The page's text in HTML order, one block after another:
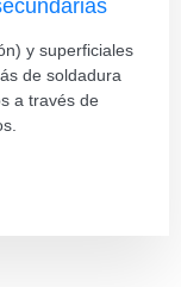
y superficiales
de soldadura
a través de